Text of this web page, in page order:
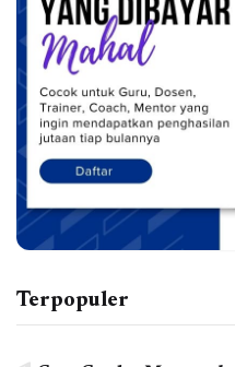
Terpopuler